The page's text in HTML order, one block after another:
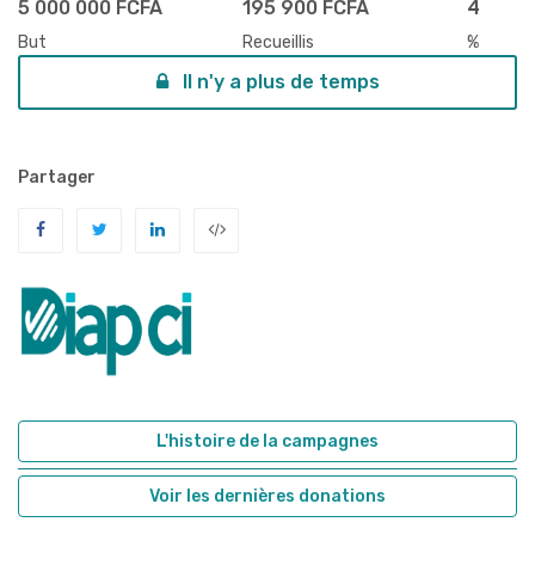
5 000 000 FCFA
But
195 900 FCFA
Recueillis
4
%
Il n'y a plus de temps
Partager
L'histoire de la campagnes
Voir les dernières donations